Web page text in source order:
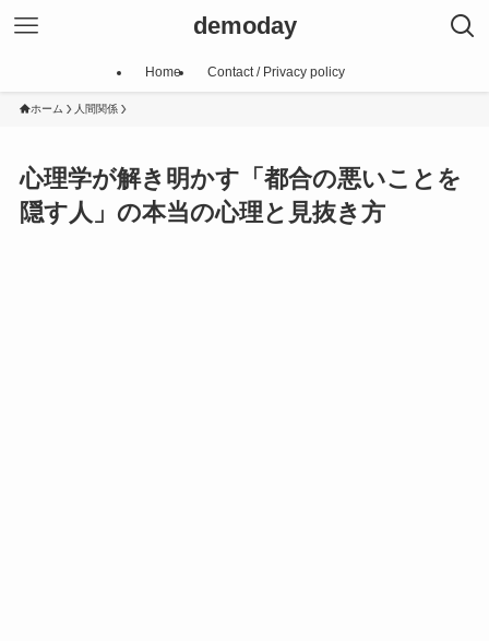
demoday
Home Contact / Privacy policy
ホーム 人間関係
心理学が解き明かす「都合の悪いことを
隠す人」の本当の心理と見抜き方